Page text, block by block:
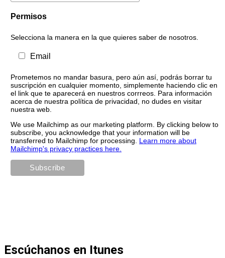
Permisos
Selecciona la manera en la que quieres saber de nosotros.
Email
Prometemos no mandar basura, pero aún así, podrás borrar tu
suscripción en cualquier momento, simplemente haciendo clic en
el link que te aparecerá en nuestros corrreos. Para información
acerca de nuestra política de privacidad, no dudes en visitar
nuestra web.
We use Mailchimp as our marketing platform. By clicking below to
subscribe, you acknowledge that your information will be
transferred to Mailchimp for processing. Learn more about
Mailchimp's privacy practices here.
Escúchanos en Itunes